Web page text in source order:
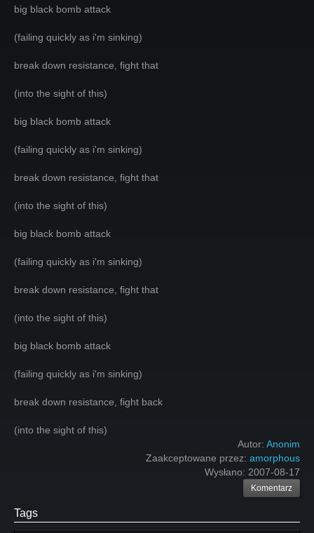
big black bomb attack
(failing quickly as i'm sinking)
break down resistance, fight that
(into the sight of this)
big black bomb attack
(failing quickly as i'm sinking)
break down resistance, fight that
(into the sight of this)
big black bomb attack
(failing quickly as i'm sinking)
break down resistance, fight that
(into the sight of this)
big black bomb attack
(failing quickly as i'm sinking)
break down resistance, fight back
(into the sight of this)
Autor: Anonim
Zaakceptowane przez: amorphous
Wysłano: 2007-08-17
Komentarz
Tags